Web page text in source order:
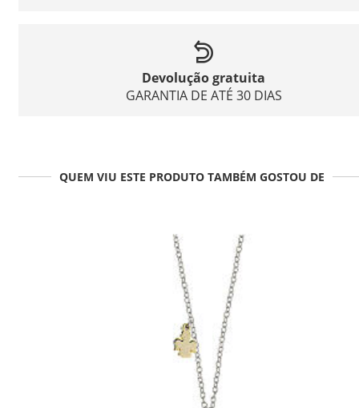
Devolução gratuita
GARANTIA DE ATÉ 30 DIAS
QUEM VIU ESTE PRODUTO TAMBÉM GOSTOU DE